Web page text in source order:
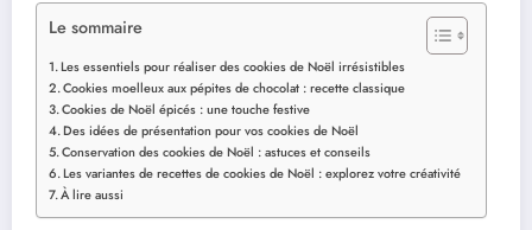
Le sommaire
Les essentiels pour réaliser des cookies de Noël irrésistibles
Cookies moelleux aux pépites de chocolat : recette classique
Cookies de Noël épicés : une touche festive
Des idées de présentation pour vos cookies de Noël
Conservation des cookies de Noël : astuces et conseils
Les variantes de recettes de cookies de Noël : explorez votre créativité
À lire aussi